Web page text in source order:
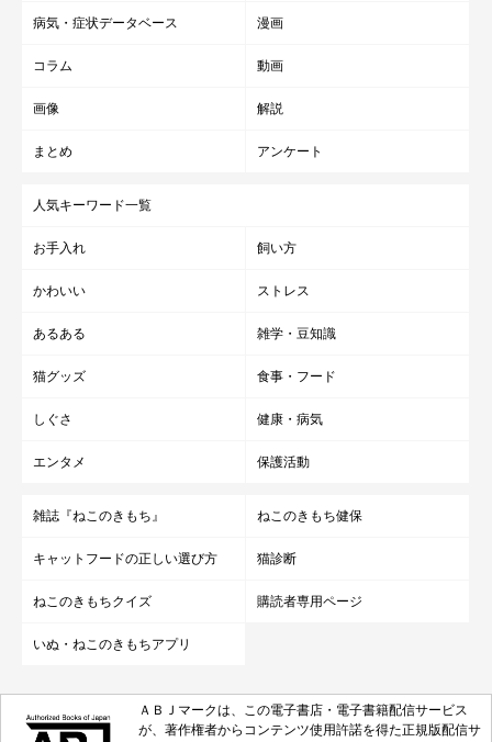
病気・症状データベース 漫画
コラム 動画
画像 解説
まとめ アンケート
人気キーワード一覧
お手入れ 飼い方
かわいい ストレス
あるある 雑学・豆知識
猫グッズ 食事・フード
しぐさ 健康・病気
エンタメ 保護活動
雑誌『ねこのきもち』 ねこのきもち健保
キャットフードの正しい選び方 猫診断
ねこのきもちクイズ 購読者専用ページ
いぬ・ねこのきもちアプリ
ＡＢＪマークは、この電子書店・電子書籍配信サービス
が、著作権者からコンテンツ使用許諾を得た正規版配信サ